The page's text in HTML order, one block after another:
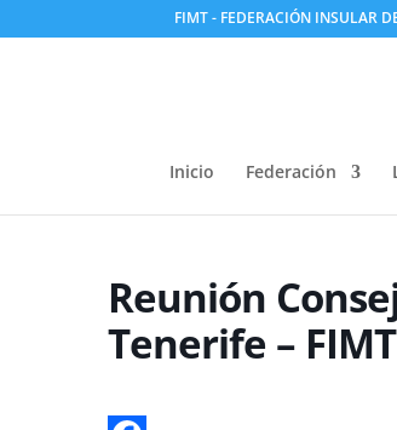
FIMT - FEDERACIÓN INSULAR
Inicio Federación
Reunión
Tenerife – FIMT